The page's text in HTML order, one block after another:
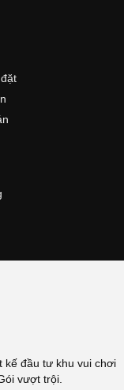
kế đầu tư khu vui chơi
vượt trội.